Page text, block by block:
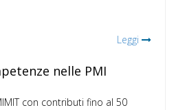
Leggi
nelle PMI
con contributi fino al 50